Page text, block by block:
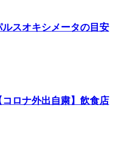
ルスオキシメータの目安
ロナ外出自粛】飲食店